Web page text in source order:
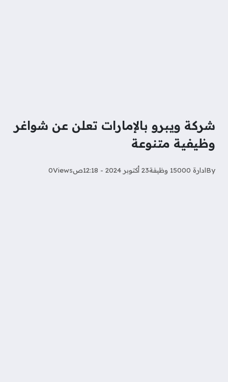
شركة ويبرو بالإمارات تعلن عن شواغر
وظيفية متنوعة
Byادارة 15000 وظيفة 23 أكتوبر 2024 - 12:18ص Views
0